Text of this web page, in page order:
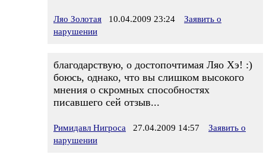
Ляо Золотая 10.04.2009 23:24
Заявить о
нарушении
благодарствую, о достопочтимая Ляо Хэ! :)
боюсь, однако, что вы слишком высокого
мнения о скромных способностях
писавшего сей отзыв...
Римидавл Нигроса 27.04.2009 14:57
Заявить о
нарушении